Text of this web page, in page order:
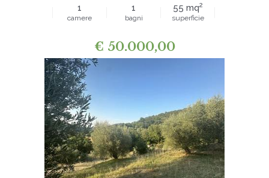
1
camere
1
bagni
55 mq2
superficie
€ 50.000,00